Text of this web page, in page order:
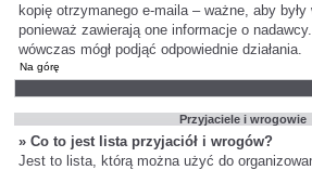
kopię otrzymanego e-maila – ważne, aby były
ponieważ zawierają one informacje o
wówczas mógł podjąć odpowiednie działania.
Na górę
Przyjaciele i wrogowie
» Co to jest lista przyjaciół i wrogów?
Jest to lista, którą można użyć do